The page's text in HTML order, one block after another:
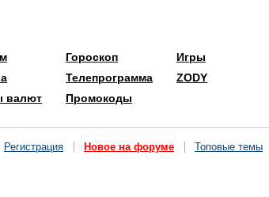
валют
Гороскоп
Телепрограмма
Промокоды
Игры
ZODY
Регистрация Новое на форуме Топовые темы